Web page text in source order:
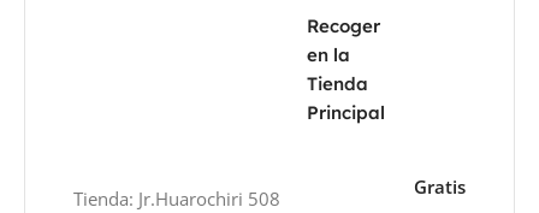
Recoger
en la
Tienda
Principal
Tienda: Jr.Huarochiri 508
Gratis